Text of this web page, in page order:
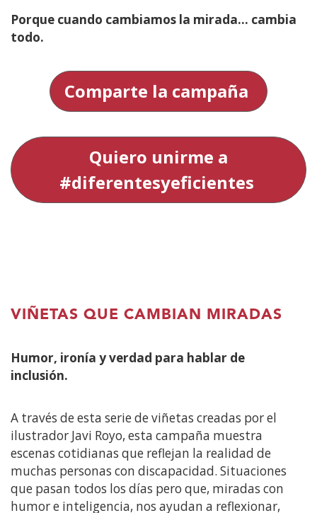
Porque cuando cambiamos la mirada… cambia
todo.
Comparte la campaña
Quiero unirme a
#diferentesyeficientes
VIÑETAS QUE CAMBIAN MIRADAS
Humor, ironía y verdad para hablar de
inclusión.
A través de esta serie de viñetas creadas por el
ilustrador Javi Royo, esta campaña muestra
escenas cotidianas que reflejan la realidad de
muchas personas con discapacidad. Situaciones
que pasan todos los días pero que, miradas con
humor e inteligencia, nos ayudan a reflexionar,